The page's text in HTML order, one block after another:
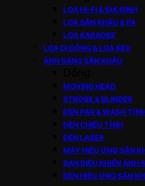
LOA HI-FI & GIA ĐÌNH
LOA SÂN KHẤU & PA
LOA KARAOKE
LOA DI ĐỘNG & LOA KÉO
ÁNH SÁNG SÂN KHẤU
MOVING HEAD
STROBE & BLINDER
ĐÈN PAR & WASH
ĐÈN CHIẾU TĨNH
ĐÈN LASER
MÁY HIỆU ỨNG SÂN
BÀN ĐIỀU KHIỂN ÁNH
ĐÈN HIỆU ỨNG SÂN